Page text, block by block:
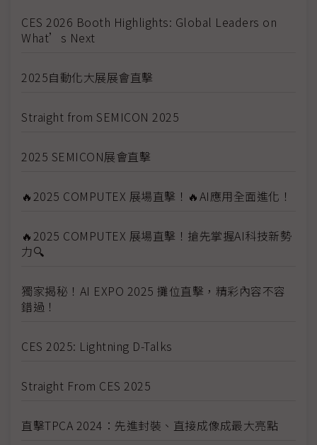
CES 2026 Booth Highlights: Global Leaders on
What’s Next
2025自動化大展展會直擊
Straight from SEMICON 2025
2025 SEMICON展會直擊
🔥2025 COMPUTEX 展場直擊！🔥AI應用全面進化！
🔥2025 COMPUTEX 展場直擊！搶先掌握AI科技新勢
力🔍
獨家揭秘！AI EXPO 2025 攤位直擊，精彩內容不容
錯過！
CES 2025: Lightning D-Talks
Straight From CES 2025
直擊TPCA 2024：先進封裝、直接成像成最大亮點